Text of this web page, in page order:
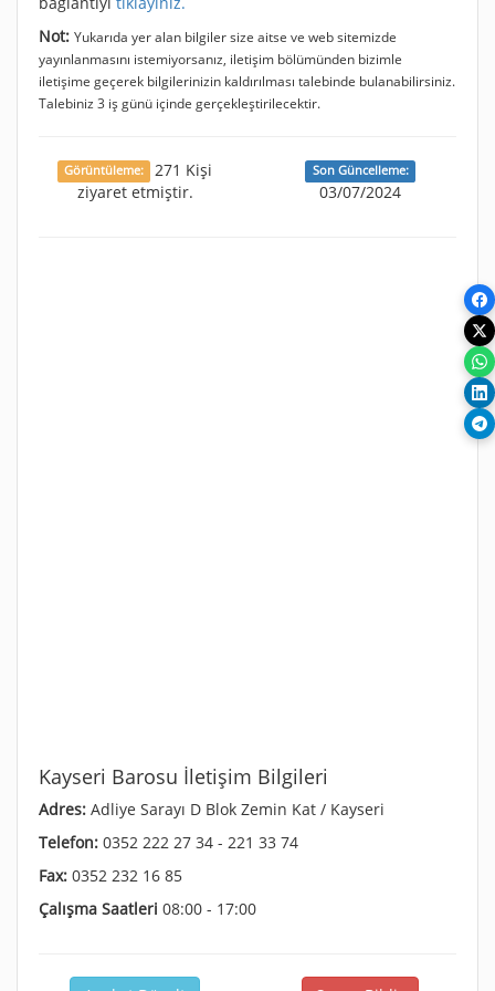
Not: Yukarıda yer alan bilgiler size aitse ve web sitemizde
yayınlanmasını istemiyorsanız, iletişim bölümünden bizimle
iletişime geçerek bilgilerinizin kaldırılması talebinde bulanabilirsiniz.
Talebiniz 3 iş günü içinde gerçekleştirilecektir.
Görüntüleme:
271 Kişi
ziyaret etmiştir.
Son Güncelleme:
03/07/2024
Kayseri Barosu İletişim Bilgileri
Adres: Adliye Sarayı D Blok Zemin Kat / Kayseri
Telefon: 0352 222 27 34 - 221 33 74
Fax: 0352 232 16 85
Çalışma Saatleri 08:00 - 17:00